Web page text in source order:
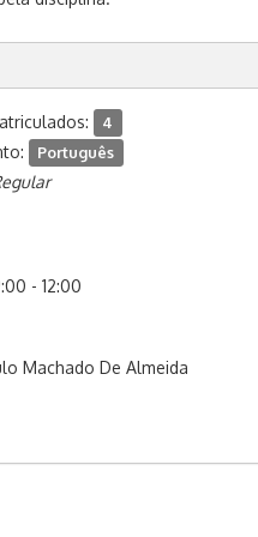
4
Português
- 12:00
Machado De Almeida